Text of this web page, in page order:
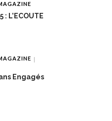
: L’ECOUTE
Engagés